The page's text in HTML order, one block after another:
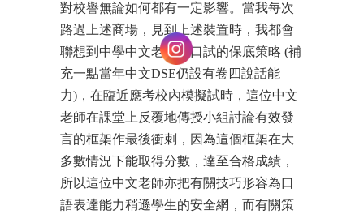
對校譽無論如何都有一定影響。當我每次
路過上述商場，見到上述裝置時，我都會
聯想到中學中文老師在口試的保底策略 (補
充一點當年中文DSE仍設有卷四說話能
力)，在臨近應考校內模擬試時，這位中文
老師在課堂上反覆地傳授小組討論有效發
言的框架作最後衝刺，因為這個框架在大
多數情況下能取得分數，達至合格成績，
所以這位中文老師亦把有關技巧形容為口
語表達能力稍遜學生的安全網，而有關策